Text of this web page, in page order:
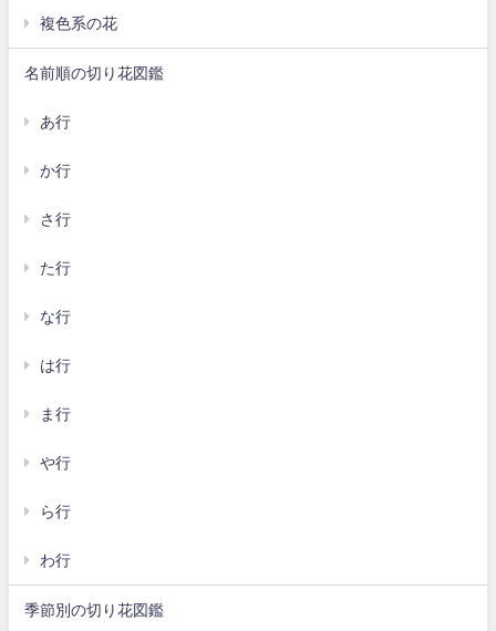
複色系の花
名前順の切り花図鑑
あ行
か行
さ行
た行
な行
は行
ま行
や行
ら行
わ行
季節別の切り花図鑑